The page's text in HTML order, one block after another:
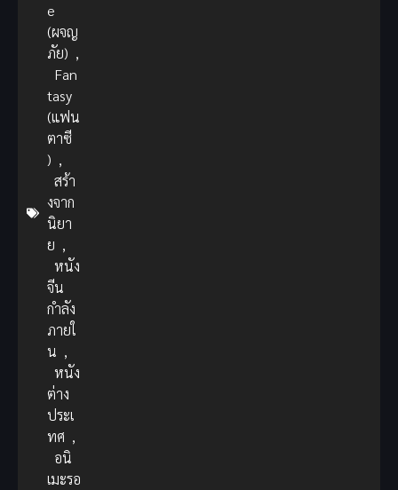
e
(ผจญ
ภัย) ,
Fan
tasy
(แฟน
ตาซี
) ,
สร้า
งจาก
นิยา
ย ,
หนัง
จีน
กำลัง
ภายใ
น ,
หนัง
ต่าง
ประเ
ทศ ,
อนิ
เมะรอ